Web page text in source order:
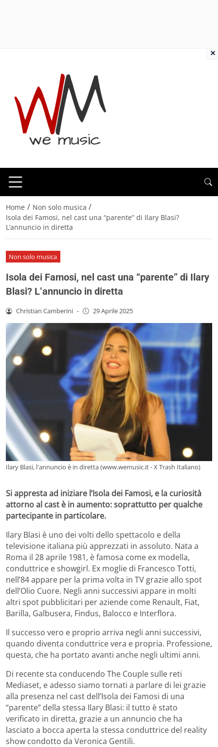
Home / Non solo musica /
Isola dei Famosi, nel cast una “parente” di Ilary Blasi?
L’annuncio in diretta
Non solo musica
Isola dei Famosi, nel cast una “parente” di Ilary
Blasi? L’annuncio in diretta
Christian Camberini - 29 Aprile 2025
Ilary Blasi, l'annuncio è in diretta (www.wemusic.it - X Trash Italiano)
Si appresta ad iniziare l’Isola dei Famosi, e la curiosità
attorno al cast è in aumento: soprattutto per qualche
partecipante in particolare.
Ilary Blasi è uno dei volti dello spettacolo e della
televisione italiana più apprezzati in assoluto. Nata a
Roma il 28 aprile 1981, è famosa come ex modella,
conduttrice e showgirl. Ex moglie di Francesco Totti,
nell’84 appare per la prima volta in TV grazie allo spot
dell’Olio Cuore. Negli anni successivi appare in molti
altri spot pubblicitari per aziende come Renault, Fiat,
Barilla, Galbusera, Findus, Balocco e Interflora.
Il successo vero e proprio arriva negli anni successivi,
quando diventa conduttrice vera e propria. Professione,
questa, che ha portato avanti anche negli ultimi anni.
Di recente sta conducendo The Couple sulle reti
Mediaset, e adesso siamo tornati a parlare di lei grazie
alla presenza nel cast dell’Isola dei Famosi di una
“parente” della stessa Ilary Blasi: il tutto è stato
verificato in diretta, grazie a un annuncio che ha
lasciato a bocca aperta la stessa conduttrice del reality
show condotto da Veronica Gentili.
×